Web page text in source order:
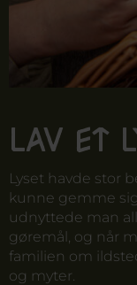
Lav et
Lyset havde stor
kunne gemme
udnyttede man
gøremål, og når
familien om
og myter.